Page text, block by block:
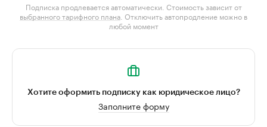
Подписка продлевается автоматически. Стоимость зависит от
выбранного тарифного плана . Отключить автопродление можно в
любой момент
Хотите оформить подписку как юридическое лицо?
Заполните форму